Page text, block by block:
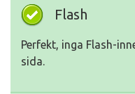
Flash
Perfekt, inga Flash-
sida.